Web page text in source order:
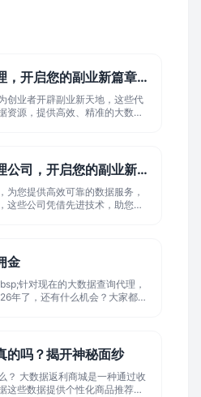
成都大数据查询代理，开启您的副业新篇章（...
创业者开辟副业新天地，这些代
资源，提供高效、精准的大数据
据价值最大化。
成都大数据查询代理公司，开启您的副业新篇...
为您提供高效可靠的数据服务，
这些公司凭借先进技术，助您精
金
针对现在的大数据查询代理，
年了，还有什么机会？大家都知
是说客户去申请啊，还是说去查
是相亲还是做企业被调都有很大
一下大数据查询代理返佣金的平
的吗？揭开神秘面纱
？ 大数据返利商城是一种通过收
这些数据提供个性化商品推荐并